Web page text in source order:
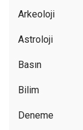
Arkeoloji
Astroloji
Basın
Bilim
Deneme